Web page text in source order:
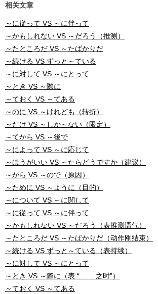
相关文章
～に従って VS ～に伴って
～かもしれない VS ～だろう（推测）
～たところだ VS ～たばかりだ
～続ける VS ずっと～ている
～に対して VS ～にとって
～とき VS ～際に
～ておく VS ～てある
～のに VS ～けれども（转折）
～だけ VS ～しか～ない（限定）
～てから VS ～後で
～によって VS ～に応じて
～ほうがいい VS ～たらどうですか（建议）
～から VS ～ので（原因）
～ために VS ～ように（目的）
～について VS ～に関して
～に従って VS ～に伴って
～かもしれない VS ～だろう（表推测语气）
～たところだ VS ～たばかりだ（动作刚结束）
～続ける VS ずっと～ている（表持续）
～に対して VS ～にとって
～とき VS ～際に（表 “…… 之时”）
～ておく VS ～てある